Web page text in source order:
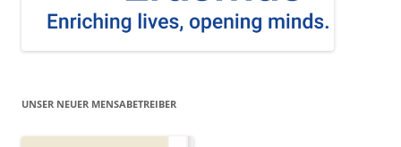
UNSER NEUER MENSABETREIBER